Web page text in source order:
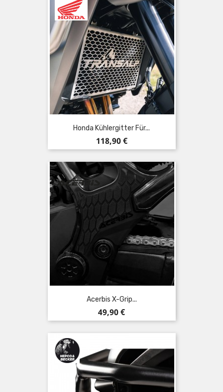
Honda Kühlergitter Für...
Preis
118,90 €
Acerbis X-Grip...
Preis
49,90 €